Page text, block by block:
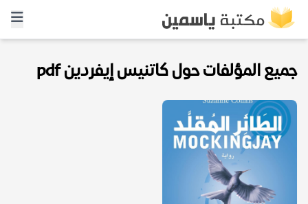
جميع المؤلفات حول كاتنيس إيفردين pdf